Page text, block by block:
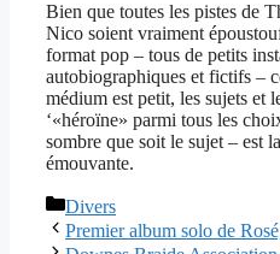
Bien que toutes les pistes de
Nico soient vraiment
format pop – tous de petits
autobiographiques et fictifs –
médium est petit, les sujets et
‘«héroïne» parmi tous les
sombre que soit le sujet – est
émouvante.
Catégories
Divers
Premier album solo de